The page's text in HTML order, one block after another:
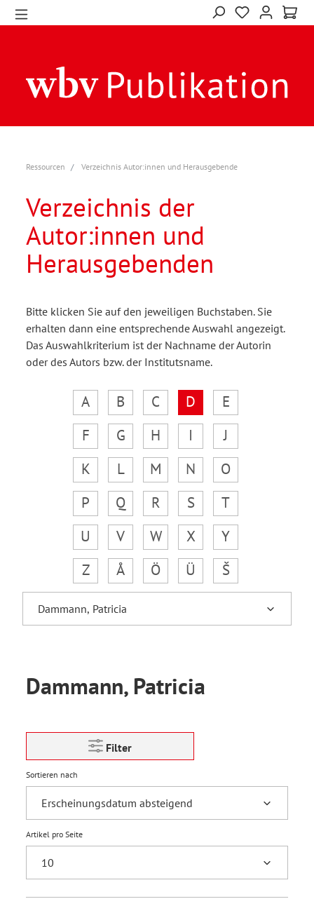
Ressourcen Verzeichnis Autor:innen und Herausgebende
Verzeichnis der
Autor:innen und
Herausgebenden
Bitte klicken Sie auf den jeweiligen Buchstaben. Sie
erhalten dann eine entsprechende Auswahl angezeigt.
Das Auswahlkriterium ist der Nachname der Autorin
oder des Autors bzw. der Institutsname.
A B C D
E
F
G H I
J
K
L M N
O
P
Q R S
T
U
V W X
Y
Z
Å Ö Ü Š
Dammann, Patricia
Filter
Sortieren nach
Artikel pro Seite